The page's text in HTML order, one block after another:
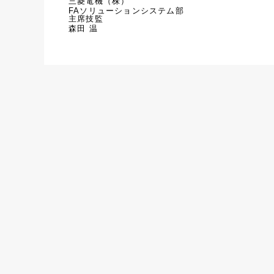
FAソリューションシステム部
主席技監
森田 温